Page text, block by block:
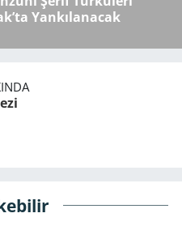
Yankılanacak